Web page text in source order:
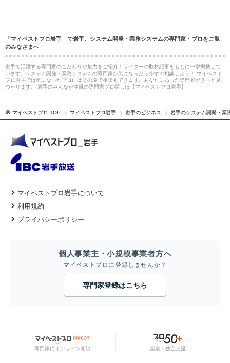
「マイベストプロ岩手」で岩手、システム開発・業務システムの専門家・プロをご覧
のみなさまへ
岩手で活躍する専門家のこだわりや魅力をご紹介！ライターの取材記事をもとに一挙掲載して
います。システム開発・業務システムの専門家が気になったら今すぐ相談しよう！ マイベスト
プロ岩手では気になったプロにはその場で相談もできます。あなたにあった専門家がきっと見
つかります。 岩手のみんなが注目の専門家プロ探しは【マイベストプロ岩手】
マイベストプロ TOP マイベストプロ岩手 岩手のビジネス 岩手のシステム開発・業
マイベストプロ岩手について
利用規約
プライバシーポリシー
個人事業主・小規模事業者方へ
マイベストプロに登録しませんか？
専門家登録はこちら
専門家にオンライン相談 起業・独立支援